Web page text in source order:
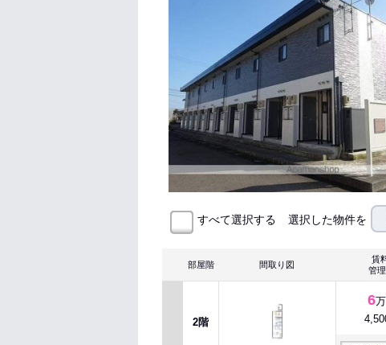
すべて選択する 選択した物件を
部屋階 間取り図
賃
管
2階
6